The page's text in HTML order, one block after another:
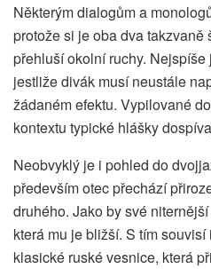
Některým dialogům a
protože si je oba dva
přehluší okolní ruchy. Nejspíše
jestliže divák musí neustále
žádaném efektu. Vypilované
kontextu typické hlášky
Neobvyklý je i pohled do
především otec přechází
druhého. Jako by své
která mu je bližší. S tím
klasické ruské vesnice, která